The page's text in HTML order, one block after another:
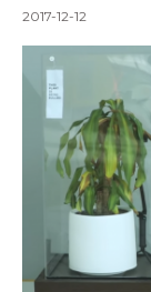
2017-12-12